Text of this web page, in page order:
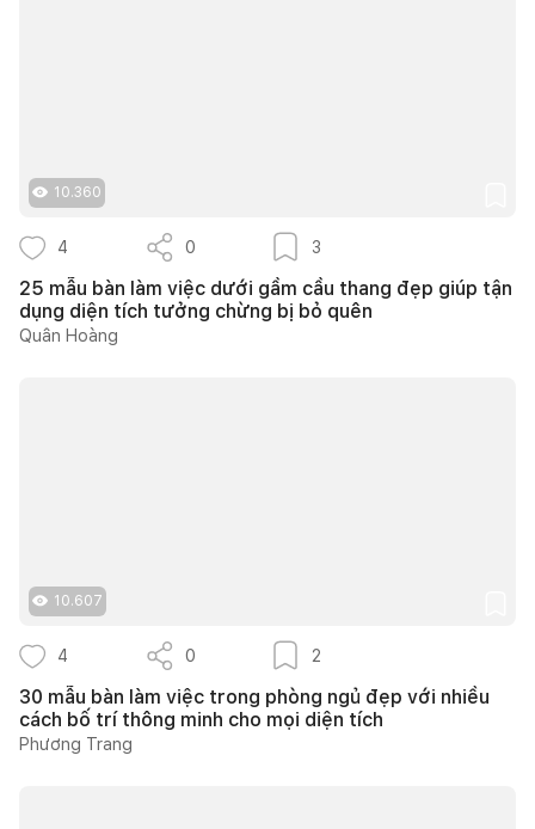
10.360
4 0 3
25 mẫu bàn làm việc dưới gầm cầu thang đẹp giúp tận
dụng diện tích tưởng chừng bị bỏ quên
Quân Hoàng
10.607
4 0 2
30 mẫu bàn làm việc trong phòng ngủ đẹp với nhiều
cách bố trí thông minh cho mọi diện tích
Phương Trang